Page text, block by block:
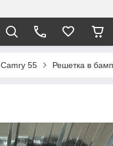
Camry 55 Решетка в